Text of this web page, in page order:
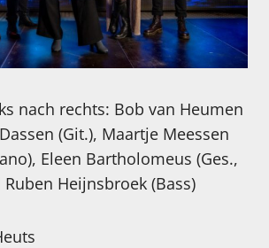
nach rechts: Bob van Heumen
(Git.), Maartje Meessen
Eleen Bartholomeus (Ges.,
Ruben Heijnsbroek (Bass)